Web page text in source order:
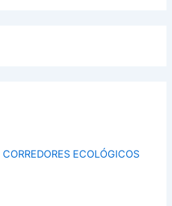
CORREDORES ECOLÓGICOS